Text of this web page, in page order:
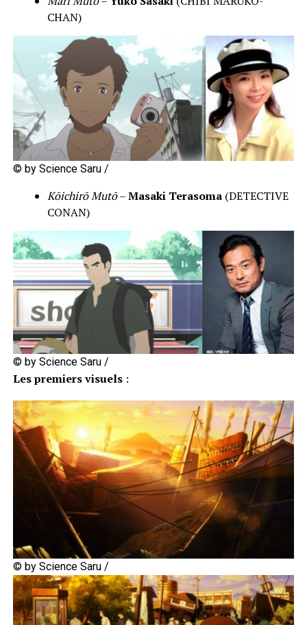
CHAN)
© by Science Saru /
Kōichirō Mutō–Masaki Terasoma(DETECTIVE
CONAN)
© by Science Saru /
Les premiers visuels:
© by Science Saru /